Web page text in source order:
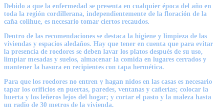
Debido a que la enfermedad se presenta en cualquier época del año en
toda la región cordillerana, independientemente de la floración de la
caña colihue, es necesario tomar ciertos recaudos.
Dentro de las recomendaciones se destaca la higiene y limpieza de las
viviendas y espacios aledaños. Hay que tener en cuenta que para evitar
la presencia de roedores se deben lavar los platos después de su uso,
limpiar mesadas y suelos, almacenar la comida en lugares cerrados y
mantener la basura en recipientes con tapa hermética.
Para que los roedores no entren y hagan nidos en las casas es necesario
tapar los orificios en puertas, paredes, ventanas y cañerías; colocar la
huerta y los leñeros lejos del hogar; y cortar el pasto y la maleza hasta
un radio de 30 metros de la vivienda.